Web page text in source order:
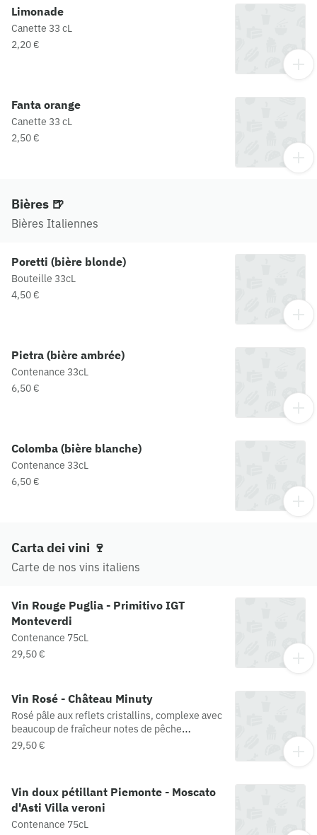
Limonade
Canette 33 cL
2,20 €
Fanta orange
Canette 33 cL
2,50 €
Bières 🍺
Bières Italiennes
Poretti (bière blonde)
Bouteille 33cL
4,50 €
Pietra (bière ambrée)
Contenance 33cL
6,50 €
Colomba (bière blanche)
Contenance 33cL
6,50 €
Carta dei vini 🍷
Carte de nos vins italiens
Vin Rouge Puglia - Primitivo IGT
Monteverdi
Contenance 75cL
29,50 €
Vin Rosé - Château Minuty
Rosé pâle aux reflets cristallins, complexe avec
beaucoup de fraîcheur notes de pêche
blanches et pamplemousse rose
29,50 €
Vin doux pétillant Piemonte - Moscato
d'Asti Villa veroni
Contenance 75cL